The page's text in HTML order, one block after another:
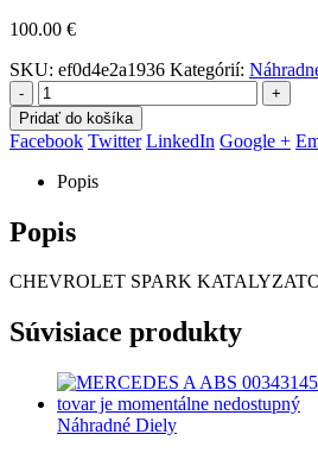
100.00 €
SKU: ef0d4e2a1936 Kategórií:
-
+
Pridať do košíka
Facebook Twitter LinkedIn Google +
Popis
Popis
CHEVROLET SPARK
Súvisiace produkty
Náhradné Diely